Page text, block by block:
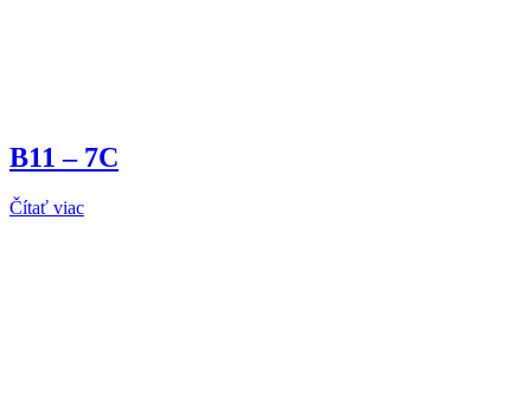
B11 – 7C
Čítať viac